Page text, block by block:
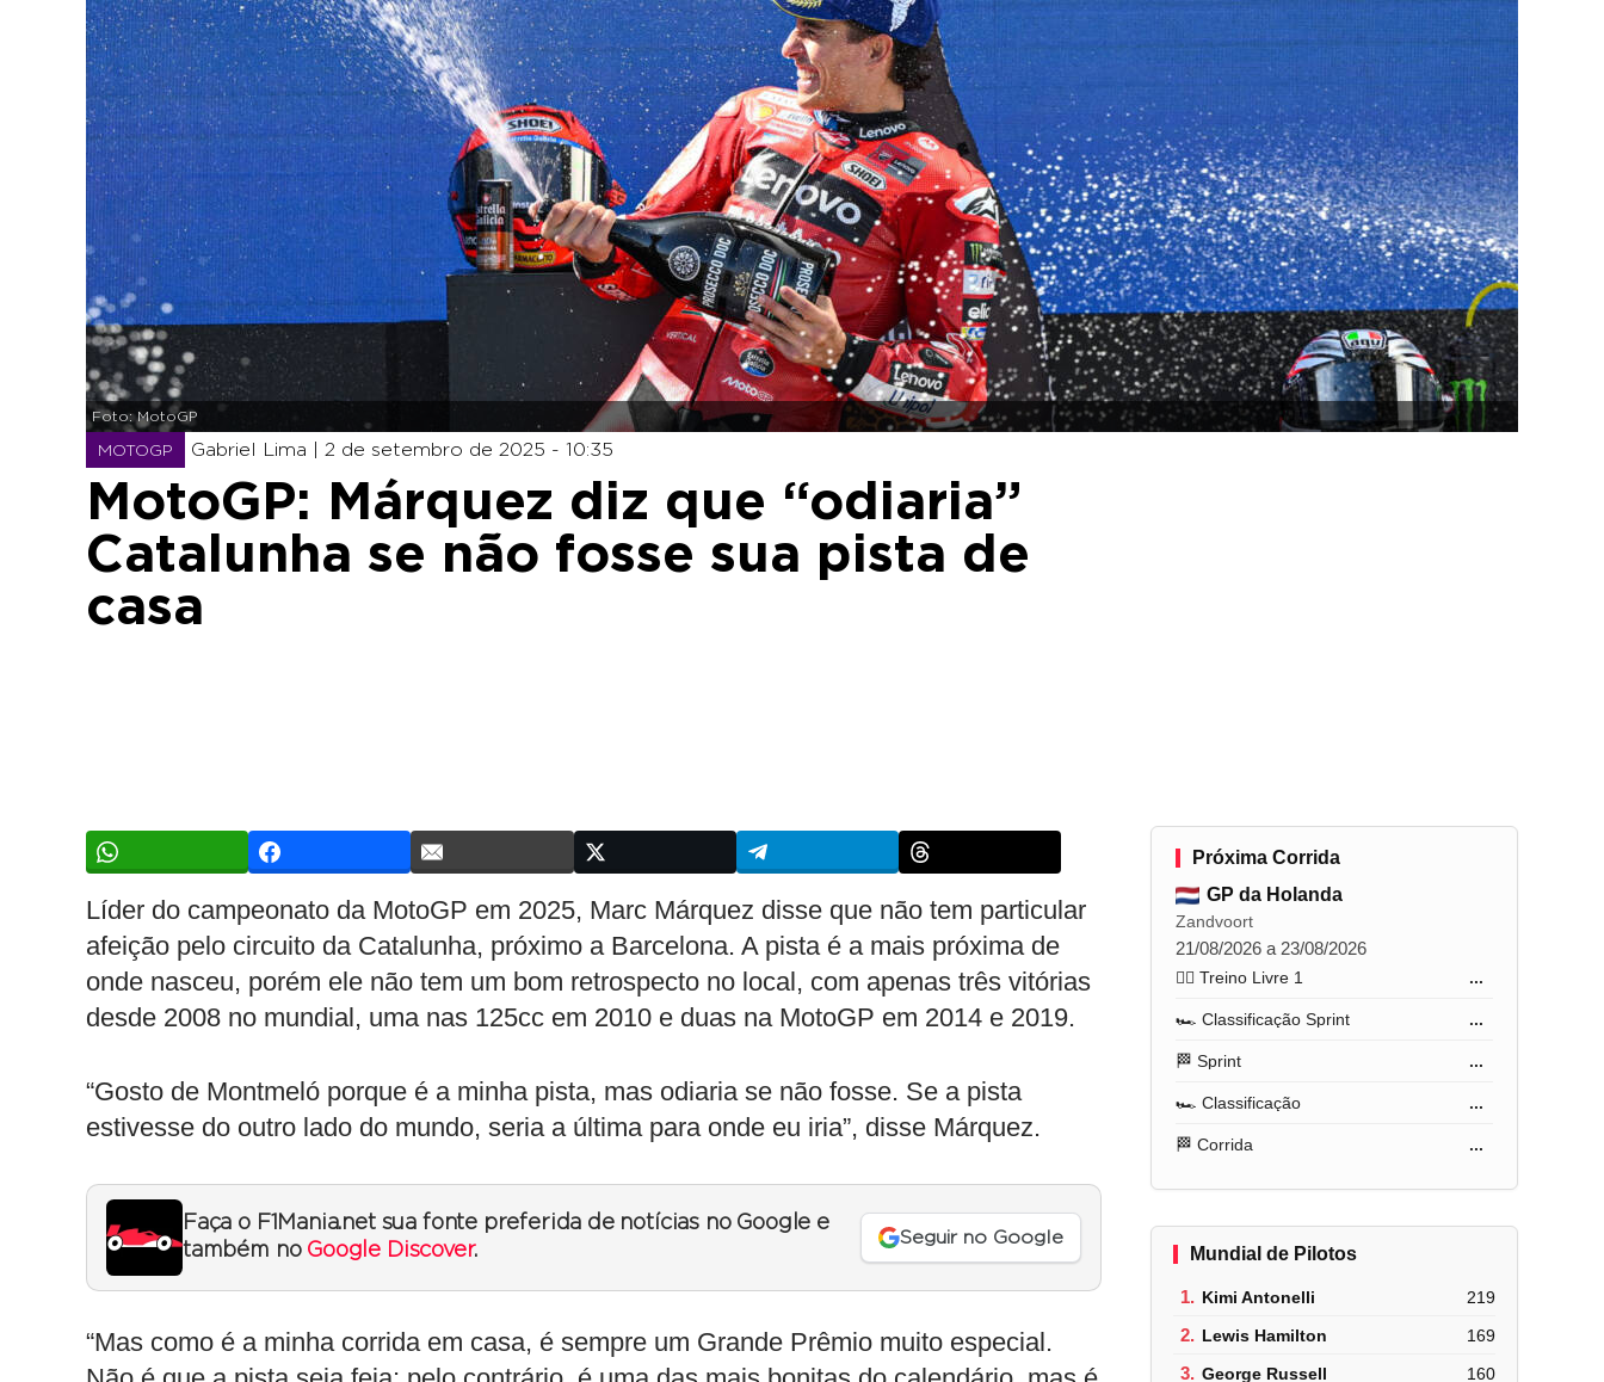
Foto: MotoGP
MOTOGP Gabriel Lima | 2 de setembro de 2025 - 10:35
MotoGP: Márquez diz que “odiaria”
Catalunha se não fosse sua pista de
casa
Líder do campeonato da MotoGP em 2025, Marc Márquez disse que não tem particular
afeição pelo circuito da Catalunha, próximo a Barcelona. A pista é a mais próxima de
onde nasceu, porém ele não tem um bom retrospecto no local, com apenas três vitórias
desde 2008 no mundial, uma nas 125cc em 2010 e duas na MotoGP em 2014 e 2019.
“Gosto de Montmeló porque é a minha pista, mas odiaria se não fosse. Se a pista
estivesse do outro lado do mundo, seria a última para onde eu iria”, disse Márquez.
Faça o F1Mania.net sua fonte preferida de notícias no Google e
também no Google Discover.
Seguir no Google
“Mas como é a minha corrida em casa, é sempre um Grande Prêmio muito especial.
Próxima Corrida
GP da Holanda
Zandvoort
21/08/2026 a 23/08/2026
🏋️‍♂️ Treino Livre 1 ...
🏎️ Classificação Sprint ...
🏁 Sprint ...
🏎️ Classificação ...
🏁 Corrida ...
Mundial de Pilotos
1. Kimi Antonelli 219
2. Lewis Hamilton 169
3. George Russell 160